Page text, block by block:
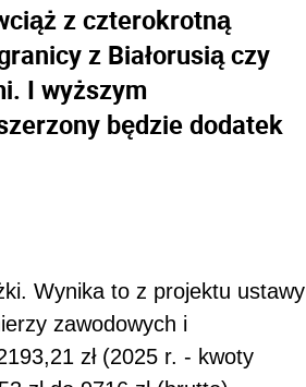
z czterokrotną
z Białorusią czy
I wyższym
będzie dodatek
Wynika to z projektu ustawy
zawodowych i
zł (2025 r. - kwoty